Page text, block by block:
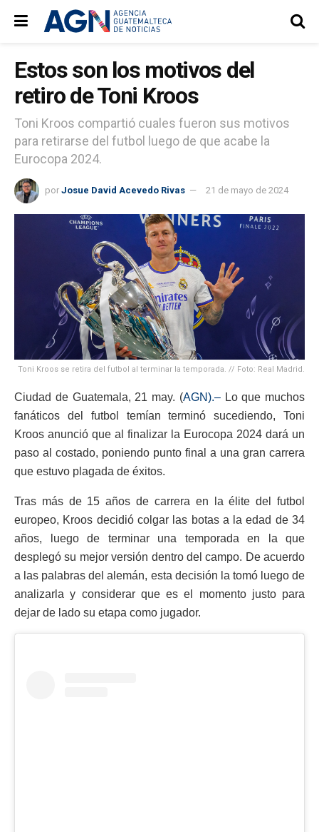
Estos son los motivos del
retiro de Toni Kroos
Toni Kroos compartió cuales fueron sus motivos
para retirarse del futbol luego de que acabe la
Eurocopa 2024.
por Josue David Acevedo Rivas 21 de mayo de 2024
Toni Kroos se retira del futbol al terminar la temporada. // Foto: Real Madrid.
Ciudad de Guatemala, 21 may. (AGN).–Lo que muchos
fanáticos del futbol temían terminó sucediendo, Toni
Kroos anunció que al finalizar la Eurocopa 2024 dará un
paso al costado, poniendo punto final a una gran carrera
que estuvo plagada de éxitos.
Tras más de 15 años de carrera en la élite del futbol
europeo, Kroos decidió colgar las botas a la edad de 34
años, luego de terminar una temporada en la que
desplegó su mejor versión dentro del campo. De acuerdo
a las palabras del alemán, esta decisión la tomó luego de
analizarla y considerar que es el momento justo para
dejar de lado su etapa como jugador.